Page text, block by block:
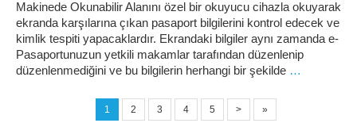
Makinede Okunabilir Alanını özel bir okuyucu cihazla okuyarak
ekranda karşılarına çıkan pasaport bilgilerini kontrol edecek ve
kimlik tespiti yapacaklardır. Ekrandaki bilgiler aynı zamanda e-
Pasaportunuzun yetkili makamlar tarafından düzenlenip
düzenlenmediğini ve bu bilgilerin herhangi bir şekilde …
1 2 3 4 5 > »